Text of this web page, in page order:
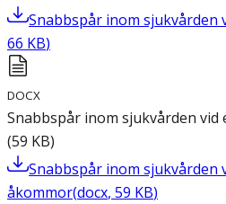
Snabbspår inom sjukvården
66 KB)
DOCX
Snabbspår inom sjukvården
(59 KB)
Snabbspår inom sjukvården
åkommor(docx, 59 KB)